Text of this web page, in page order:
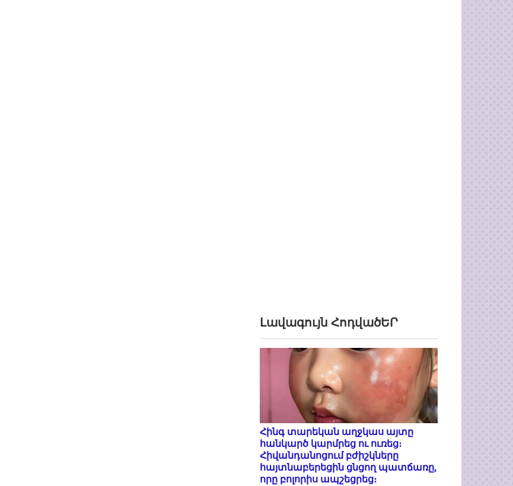
Լավագույն ՀոդվածԵՐ
Հինգ տարեկան աղջկաս այտը
հանկարծ կարմրեց ու ուռեց։
Հիվանդանոցում բժիշկները
հայտնաբերեցին ցնցող պատճառը,
որը բոլորիս ապշեցրեց։